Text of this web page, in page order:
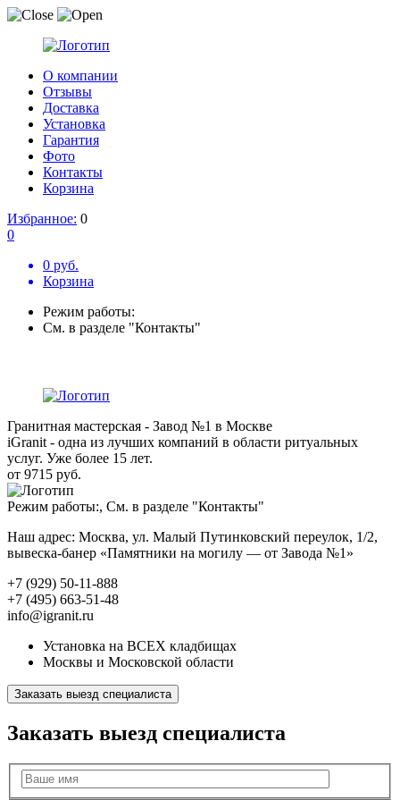
О компании
Отзывы
Доставка
Установка
Гарантия
Фото
Контакты
Корзина
Избранное: 0
0
0 руб.
Корзина
Режим работы:
См. в разделе "Контакты"
Гранитная мастерская - Завод №1 в Москве
iGranit - одна из лучших компаний в области ритуальных
услуг. Уже более 15 лет.
от 9715 руб.
Режим работы:, См. в разделе "Контакты"
Наш адрес: Москва, ул. Малый Путинковский переулок, 1/2,
вывеска-банер «Памятники на могилу — от Завода №1»
+7 (929) 50-11-888
+7 (495) 663-51-48
info@igranit.ru
Установка на ВСЕХ кладбищах
Москвы и Московской области
Заказать выезд специалиста
Заказать выезд специалиста